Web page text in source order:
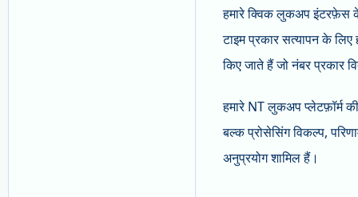
हमारे क्विक लुकअप इंटरफ़ेस के
टाइम प्रकार सत्यापन के लिए
किए जाते हैं जो नंबर प्रकार
हमारे NT लुकअप प्लेटफ़ॉर्म
बल्क प्रोसेसिंग विकल्प,
अनुप्रयोग शामिल हैं।